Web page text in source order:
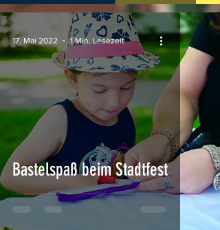
Bastelspaß beim Stadtfest
17. Mai 2022 1 Min. Lesezeit